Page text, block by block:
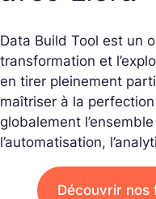
Data Build Tool est un
transformation et
en tirer pleinement
maîtriser à la
globalement
l’automatisation,
Découvrir nos